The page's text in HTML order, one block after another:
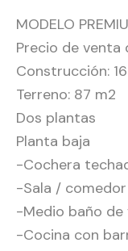
MODELO
Precio de venta
Construcción:
Terreno: 87 m2
Dos plantas
Planta baja
-Cochera
-Sala / comedor
-Medio baño de
-Cocina con